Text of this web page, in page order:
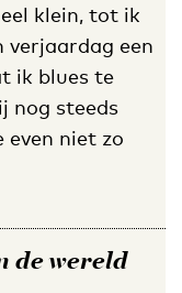
klein, tot ik
verjaardag een
ik blues te
nog steeds
even niet zo
de wereld